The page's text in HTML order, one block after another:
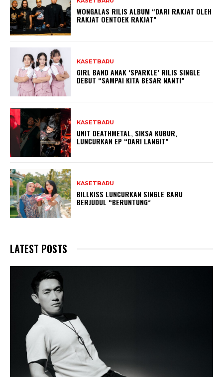
WONGALAS RILIS ALBUM “DARI RAKJAT OLEH
RAKJAT OENTOEK RAKJAT”
KASETBARU
GIRL BAND ANAK ‘SPARKLE’ RILIS SINGLE
DEBUT “SAMPAI KITA BESAR NANTI”
KASETBARU
UNIT DEATHMETAL, SIKSA KUBUR,
LUNCURKAN EP “DARI LANGIT”
KASETBARU
BILLKISS LUNCURKAN SINGLE BARU
BERJUDUL “BERUNTUNG”
LATEST POSTS